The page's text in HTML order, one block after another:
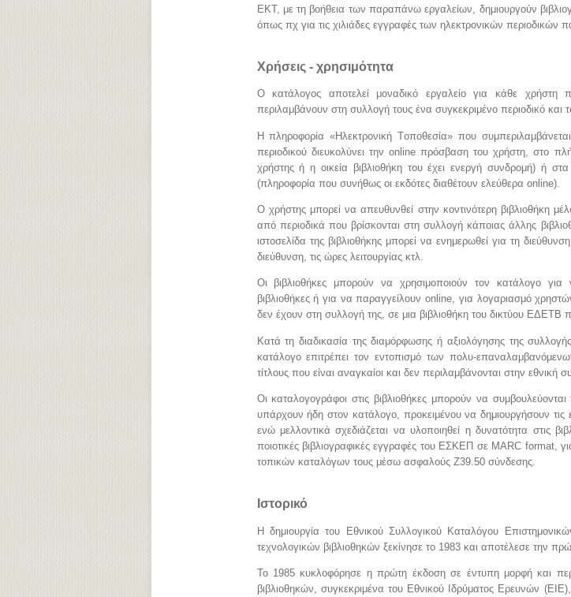
ΕΚΤ, με τη βοήθεια των παραπάνω εργαλείων, δημιουργούν
όπως πχ για τις χιλιάδες εγγραφές των ηλεκτρονικών
Χρήσεις - χρησιμότητα
Ο κατάλογος αποτελεί μοναδικό εργαλείο για κάθε χρήστη
περιλαμβάνουν στη συλλογή τους ένα συγκεκριμένο περιοδικό και
Η πληροφορία «Hλεκτρονική Tοποθεσία» που
περιοδικού διευκολύνει την online πρόσβαση του χρήστη, στο
χρήστης ή η οικεία βιβλιοθήκη του έχει ενεργή συνδρομή) ή
(πληροφορία που συνήθως οι εκδότες διαθέτουν ελεύθερα online).
Ο χρήστης μπορεί να απευθυνθεί στην κοντινότερη βιβλιοθήκη
από περιοδικά που βρίσκονται στη συλλογή κάποιας άλλης
ιστοσελίδα της βιβλιοθήκης μπορεί να ενημερωθεί για τη
διεύθυνση, τις ώρες λειτουργίας κτλ.
Οι βιβλιοθήκες μπορούν να χρησιμοποιούν τον κατάλογο
βιβλιοθήκες ή για να παραγγείλουν online, για λογαριασμό
δεν έχουν στη συλλογή της, σε μια βιβλιοθήκη του δικτύου ΕΔΕΤΒ
Κατά τη διαδικασία της διαμόρφωσης ή αξιολόγησης της
κατάλογο επιτρέπει τον εντοπισμό των πολυ-
τίτλους που είναι αναγκαίοι και δεν περιλαμβάνονται στην εθνική
Οι καταλογογράφοι στις βιβλιοθήκες μπορούν να
υπάρχουν ήδη στον κατάλογο, προκειμένου να δημιουργήσουν τις
ενώ μελλοντικά σχεδιάζεται να υλοποιηθεί η δυνατότητα στις
ποιοτικές βιβλιογραφικές εγγραφές του ΕΣΚΕΠ σε MARC
τοπικών καταλόγων τους μέσω ασφαλούς Z39.50 σύνδεσης.
Ιστορικό
Η δημιουργία του Εθνικού Συλλογικού Καταλόγου
τεχνολογικών βιβλιοθηκών ξεκίνησε το 1983 και αποτέλεσε την
Το 1985 κυκλοφόρησε η πρώτη έκδοση σε έντυπη μορφή και
βιβλιοθηκών, συγκεκριμένα του Εθνικού Ιδρύματος Ερευνών